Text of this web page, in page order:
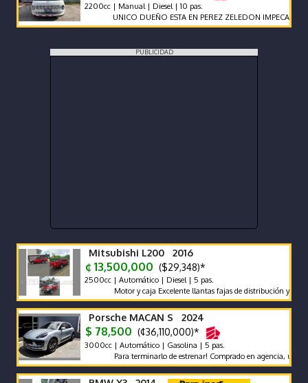
2200cc | Manual | Diesel | 10 pas.
UNICO DUEÑO ESTA EN PEREZ ZELEDON IMPECABLE
PUBLICIDAD
Mitsubishi L200 2016
¢ 13,500,000 ($29,348)*
2500cc | Automático | Diesel | 5 pas.
Motor y caja Excelente llantas fajas de distribución y bateria
Porsche MACAN S 2024
$ 78,500 (¢36,110,000)*
3000cc | Automático | Gasolina | 5 pas.
Para terminarlo de estrenar! Comprado en agencia, único